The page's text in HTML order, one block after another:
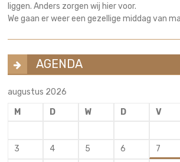
liggen. Anders zorgen wij hier voor.
We gaan er weer een gezellige middag van
AGENDA
augustus 2026
M
D W D V
3
4 5 6 7